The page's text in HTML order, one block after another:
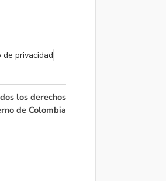
de privacidad
los derechos
de Colombia